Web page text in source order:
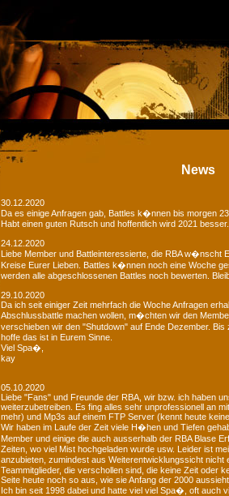
News
30.12.2020
Da es einige Anfragen gab, Battles k�nnen bis morgen
Habt einen guten Rutsch und hoffentlich wird 2021 besser.
24.12.2020
Liebe Member und Battleinteressierte, die RBA w�nscht
Kreise Eurer Lieben. Battles k�nnen noch eine Woche
werden alle abgeschlossenen Battles noch bewerten.
29.10.2020
Da ich seit einiger Zeit mehrfach die Woche Anfragen
Abschlussbattle machen wollen, m�chten wir den
verschieben wir den "Shutdown" auf Ende Dezember.
hoffe das ist in Eurem Sinne.
Viel Spa�,
kay
05.10.2020
Liebe "Fans" und Freunde der RBA, wir bzw. ich haben
weiterzubetreiben. Es fing alles sehr unprofessionell an
mehr) und Mp3s auf einem FTP Server (kennt heute
Wir haben im Laufe der Zeit viele H�hen und Tiefen
Member und einige die auch ausserhalb der RBA Blase
Zeiten, wo viel Mist hochgeladen wurde usw. Leider ist
anzubieten, zumindest aus Weiterentwicklungssicht
Teammitglieder, die verschollen sind, die keine Zeit oder
Seite heute noch so aus, wie sie Anfang der 2000 aussieht.
Ich bin seit 1998 dabei und hatte viel viel Spa�, oft auch